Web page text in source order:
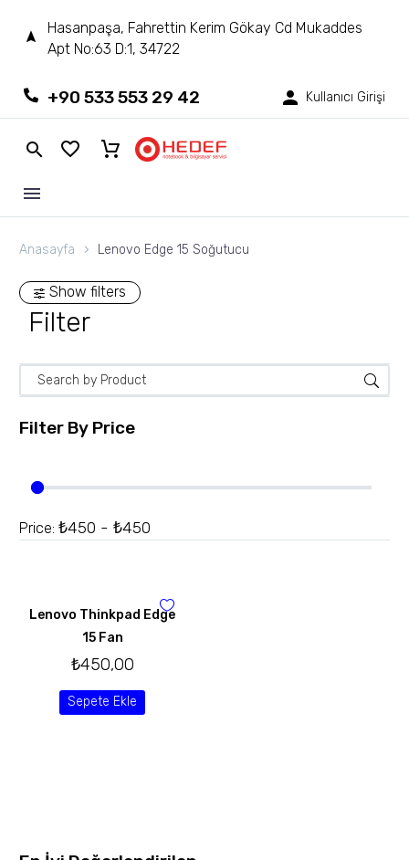
Hasanpaşa, Fahrettin Kerim Gökay Cd Mukaddes
Apt No:63 D:1, 34722
+90 533 553 29 42 Kullanıcı Girişi
Anasayfa Lenovo Edge 15 Soğutucu
Show filters
Filter
Filter By Price
Price: ₺450 - ₺450
Lenovo Thinkpad Edge
15 Fan
₺450,00
Sepete Ekle